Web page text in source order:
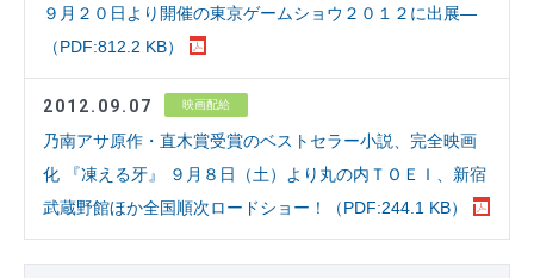
９月２０日より開催の東京ゲームショウ２０１２に出展―
（PDF:812.2 KB）
2012.09.07 映画配給
乃南アサ原作・直木賞受賞のベストセラー小説、完全映画
化 『凍える牙』 ９月８日（土）より丸の内ＴＯＥＩ、新宿
武蔵野館ほか全国順次ロードショー！（PDF:244.1 KB）